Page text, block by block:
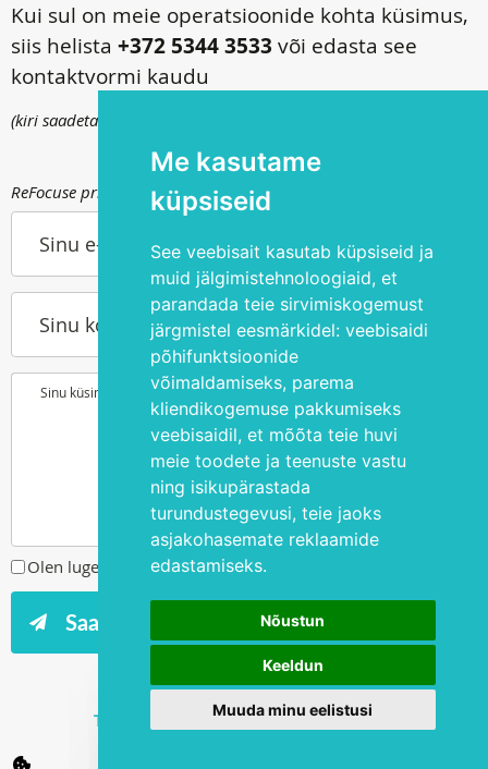
Me kasutame
küpsiseid
See veebisait kasutab küpsiseid ja
muid jälgimistehnoloogiaid, et
parandada teie sirvimiskogemust
järgmistel eesmärkidel: veebisaidi
põhifunktsioonide
võimaldamiseks, parema
kliendikogemuse pakkumiseks
veebisaidil, et mõõta teie huvi
meie toodete ja teenuste vastu
ning isikupärastada
turundustegevusi, teie jaoks
asjakohasemate reklaamide
edastamiseks.
Nõustun
Keeldun
Muuda minu eelistusi
Kui sul on meie operatsioonide kohta küsimus,
siis helista +372 5344 3533 või edasta see
kontaktvormi kaudu
(kiri saadetakse
ReFocuse privaatsuspoliitika kohta saad lugeda
Sinu e-post
Sinu kontakttelefon
Sinu küsimus või soov
Olen lugenud ja nõustunprivaatsuspoliitikaga
Tegevusluba L02886, L06559 ja L06574